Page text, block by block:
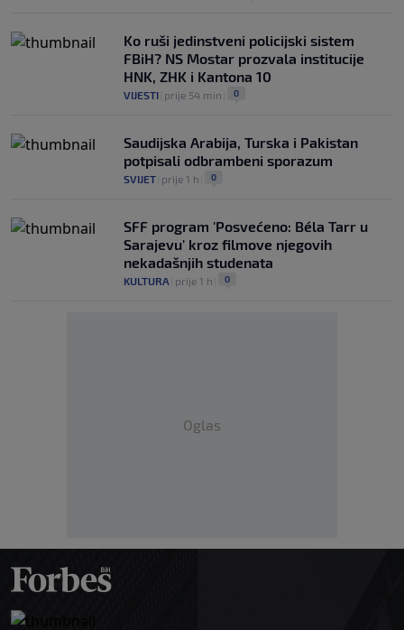
Ko ruši jedinstveni policijski sistem
FBiH? NS Mostar prozvala institucije
HNK, ZHK i Kantona 10
VIJESTI prije 54 min 0
Saudijska Arabija, Turska i Pakistan
potpisali odbrambeni sporazum
SVIJET prije 1 h 0
SFF program 'Posvećeno: Béla Tarr u
Sarajevu' kroz filmove njegovih
nekadašnjih studenata
KULTURA prije 1 h 0
Oglas